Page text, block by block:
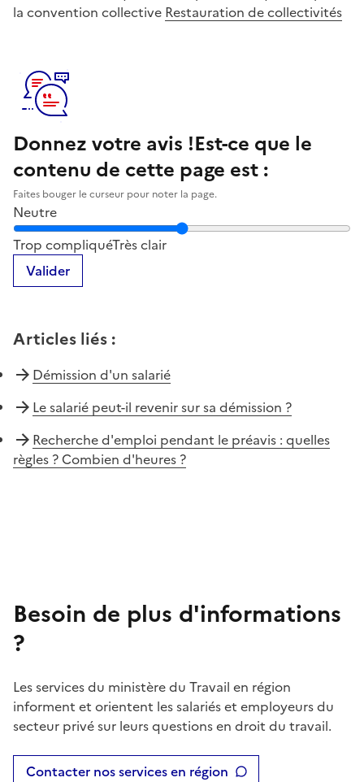
la convention collective Restauration de collectivités
Donnez votre avis !Est-ce que le
contenu de cette page est :
Faites bouger le curseur pour noter la page.
Neutre
Notez la clarté du contenu de cette page
Trop compliquéTrès clair
Valider
Articles liés :
Démission d'un salarié
Le salarié peut-il revenir sur sa démission ?
Recherche d'emploi pendant le préavis : quelles
règles ? Combien d'heures ?
Besoin de plus d'informations
?
Les services du ministère du Travail en région
informent et orientent les salariés et employeurs du
secteur privé sur leurs questions en droit du travail.
Contacter nos services en région